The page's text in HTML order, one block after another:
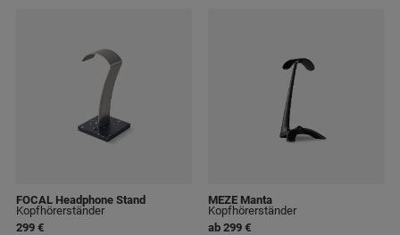
FOCAL Headphone Stand
Kopfhörerständer
299 €
MEZE Manta
Kopfhörerständer
ab 299 €